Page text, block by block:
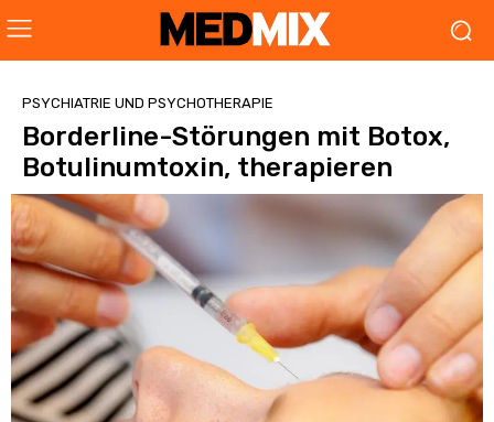
PSYCHIATRIE UND PSYCHOTHERAPIE
Borderline-Störungen mit Botox,
Botulinumtoxin, therapieren